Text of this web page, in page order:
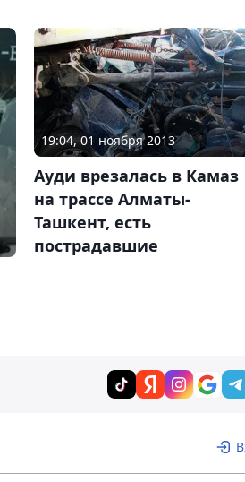
19:04, 01 ноября 2013
Ауди врезалась в Камаз
на трассе Алматы-
Ташкент, есть
пострадавшие